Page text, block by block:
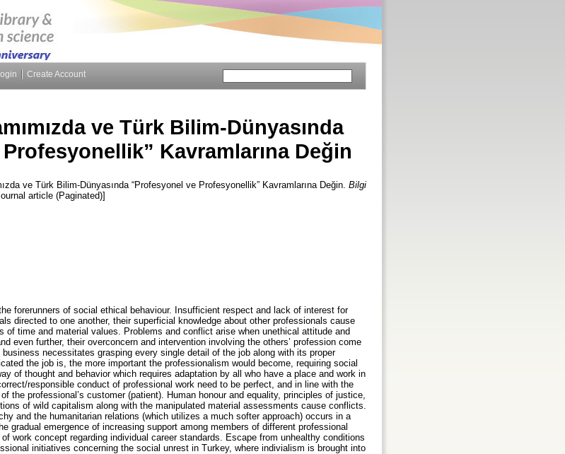
Create Account
ve Türk Bilim-Dünyasında
Kavramlarına Değin
ve Türk Bilim-Dünyasında “Profesyonel ve Profesyonellik” Kavramlarına Değin. Bilgi
article (Paginated)]
forerunners of social ethical behaviour. Insufficient respect and lack of interest for
directed to one another, their superficial knowledge about other professionals cause
of time and material values. Problems and conflict arise when unethical attitude and
even further, their overconcern and intervention involving the others’ profession come
necessitates grasping every single detail of the job along with its proper
the job is, the more important the professionalism would become, requiring social
of thought and behavior which requires adaptation by all who have a place and work in
responsible conduct of professional work need to be perfect, and in line with the
the professional’s customer (patient). Human honour and equality, principles of justice,
of wild capitalism along with the manipulated material assessments cause conflicts.
and the humanitarian relations (which utilizes a much softer approach) occurs in a
gradual emergence of increasing support among members of different professional
work concept regarding individual career standards. Escape from unhealthy conditions
initiatives concerning the social unrest in Turkey, where indivialism is brought into